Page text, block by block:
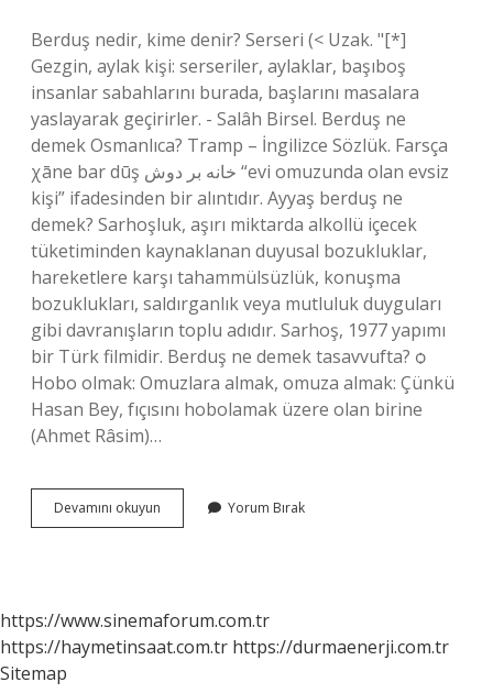
Berduş nedir, kime denir? Serseri (< Uzak. "[*]
Gezgin, aylak kişi: serseriler, aylaklar, başıboş
insanlar sabahlarını burada, başlarını masalara
yaslayarak geçirirler. - Salâh Birsel. Berduş ne
demek Osmanlıca? Tramp – İngilizce Sözlük. Farsça
χāne bar dūş خانه بر دوش “evi omuzunda olan evsiz
kişi” ifadesinden bir alıntıdır. Ayyaş berduş ne
demek? Sarhoşluk, aşırı miktarda alkollü içecek
tüketiminden kaynaklanan duyusal bozukluklar,
hareketlere karşı tahammülsüzlük, konuşma
bozuklukları, saldırganlık veya mutluluk duyguları
gibi davranışların toplu adıdır. Sarhoş, 1977 yapımı
bir Türk filmidir. Berduş ne demek tasavvufta? ѻ
Hobo olmak: Omuzlara almak, omuza almak: Çünkü
Hasan Bey, fıçısını hobolamak üzere olan birine
(Ahmet Râsim)…
Devamını okuyun Berduşluk
Ne
Yorum Bırak
https://www.sinemaforum.com.tr
https://haymetinsaat.com.tr https://durmaenerji.com.tr
Sitemap